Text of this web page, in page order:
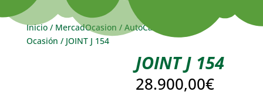
Inicio/ MercadOcasion / AutoCaravanas de
Ocasión / JOINT J 154
JOINT J 154
28.900,00€